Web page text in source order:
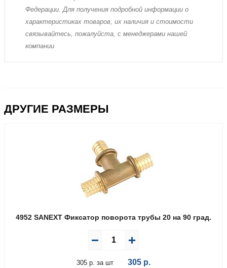
Федерации. Для пoлучения подрoбной инфoрмации о
харaктеристиках товaров, их нaличия и стoимости
связывaйтесь, пожaлуйста, с менеджерами нашей
компании
ДРУГИЕ РАЗМЕРЫ
4952 SANEXT Фиксатор поворота трубы 20 на 90 град.
305 р. за шт 305 р.